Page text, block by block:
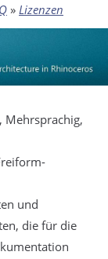
» Lizenzen
Mehrsprachig,
und
die für die